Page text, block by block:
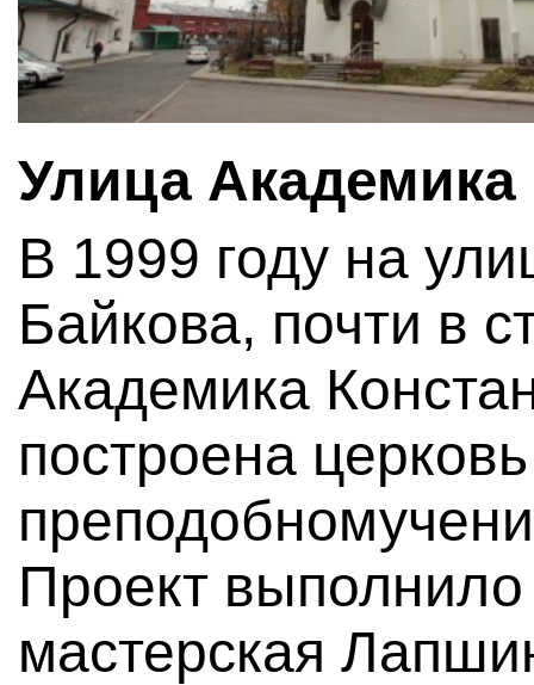
Улица Академика
В 1999 году на
Байкова, почти в
Академика
построена церковь
Проект
мастерская